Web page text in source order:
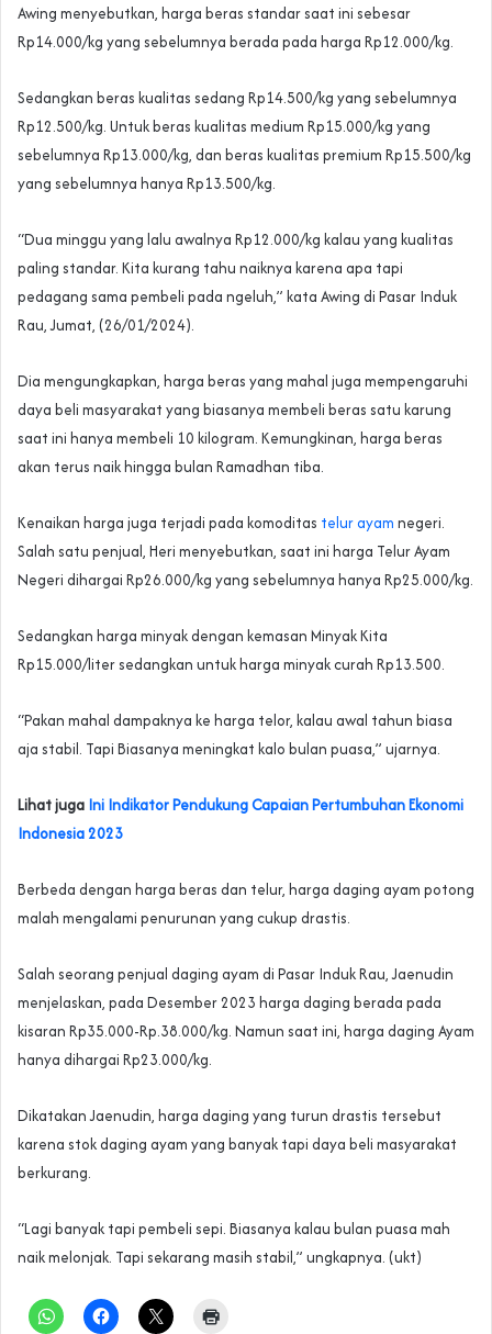
Awing menyebutkan, harga beras standar saat ini sebesar
Rp14.000/kg yang sebelumnya berada pada harga Rp12.000/kg.
Sedangkan beras kualitas sedang Rp14.500/kg yang sebelumnya
Rp12.500/kg. Untuk beras kualitas medium Rp15.000/kg yang
sebelumnya Rp13.000/kg, dan beras kualitas premium Rp15.500/kg
yang sebelumnya hanya Rp13.500/kg.
“Dua minggu yang lalu awalnya Rp12.000/kg kalau yang kualitas
paling standar. Kita kurang tahu naiknya karena apa tapi
pedagang sama pembeli pada ngeluh,” kata Awing di Pasar Induk
Rau, Jumat, (26/01/2024).
Dia mengungkapkan, harga beras yang mahal juga mempengaruhi
daya beli masyarakat yang biasanya membeli beras satu karung
saat ini hanya membeli 10 kilogram. Kemungkinan, harga beras
akan terus naik hingga bulan Ramadhan tiba.
Kenaikan harga juga terjadi pada komoditas telur ayam negeri.
Salah satu penjual, Heri menyebutkan, saat ini harga Telur Ayam
Negeri dihargai Rp26.000/kg yang sebelumnya hanya Rp25.000/kg.
Sedangkan harga minyak dengan kemasan Minyak Kita
Rp15.000/liter sedangkan untuk harga minyak curah Rp13.500.
“Pakan mahal dampaknya ke harga telor, kalau awal tahun biasa
aja stabil. Tapi Biasanya meningkat kalo bulan puasa,” ujarnya.
Lihat juga Ini Indikator Pendukung Capaian Pertumbuhan Ekonomi
Indonesia 2023
Berbeda dengan harga beras dan telur, harga daging ayam potong
malah mengalami penurunan yang cukup drastis.
Salah seorang penjual daging ayam di Pasar Induk Rau, Jaenudin
menjelaskan, pada Desember 2023 harga daging berada pada
kisaran Rp35.000-Rp.38.000/kg. Namun saat ini, harga daging Ayam
hanya dihargai Rp23.000/kg.
Dikatakan Jaenudin, harga daging yang turun drastis tersebut
karena stok daging ayam yang banyak tapi daya beli masyarakat
berkurang.
“Lagi banyak tapi pembeli sepi. Biasanya kalau bulan puasa mah
naik melonjak. Tapi sekarang masih stabil,” ungkapnya. (ukt)